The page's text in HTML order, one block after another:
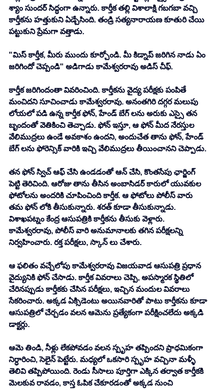
శ్యాం సుందర్ సిద్ధంగా ఉన్నారు. కార్తీక తల్లి విశాలాక్షి గబగబా వచ్చి
కార్తీకను హత్తుకుని ఏడ్చేసింది. తండ్రి సత్యనారాయణ కూతురి చేయి
పట్టుకుని ప్రేమగా వత్తాడు.
"మిస్ కార్తీక, మీరు ముందు కూర్చోండి. మీ కిడ్నాప్ జరిగిన నాడు ఏం
జరిగిందో చెప్పండి" అడిగాడు కామేశ్వరరావు అడిస్ చీఫ్.
కార్తీక జరిగిందంతా వివరించింది. కార్తీకను వైద్య పరీక్షకు పంపితే
మంచిదని సూచించాడు కామేశ్వరరావు. అనంతగిరి దగ్గర మలుపు
లోయలో పడి ఉన్న కార్తీక ఫోన్, హేండ్ బేగ్ లను అరుకు ఎస్సై తన
బృందంతో వెతికించి తెచ్చాడు. ఫోన్ ఇస్తూ, ఆ ఫోన్ మీద నేరస్తుల
వేలిముద్రలు ఉండే అవకాశం ఉందని, అందుచేత తాను ఫోన్, హేండ్
బేగ్ లను ఫోరెన్సిక్ వారికి ఇచ్చి వేలిముద్రలు తీయించానని చెప్పాడు.
తన ఫోన్ స్విచ్ ఆఫ్ చేసి ఉండడంతో ఆన్ చేసి, కొంతసేపు ఛార్జింగ్
పెట్టి తెరిచింది. ఆరోజు తాను తీసిన అంబాసిడర్ కారులో యువకుల
ఫోటోలను అందరికి చూపించింది కార్తీక. ఆ ఫోటోలు పోలీస్ వారు
తమ ఫోన్ లోకి తీసుకున్నారు. శరత్ కూడా తీసుకున్నాడు.
విశాఖపట్నం కేంద్ర ఆసుపత్రికి కార్తీకను తీసుకు వెళ్లారు.
కామేశ్వరరావు, పోలీస్ వారి అనుమానాలకు తగిన పరీక్షలన్ని
నిర్వహించారు. రక్త పరీక్షలు, స్కాన్ లు చేశారు.
ఆ ఫలితం వచ్చేలోపు కామేశ్వరరావు విజయవాడ ఆసుపత్రి ప్రధాన
వైద్యునికి ఫోన్ చేసాడు. కార్తీక వివరాలు చెప్పి, అపస్మారక స్థితిలో
చేరినప్పుడు కార్తీకకు చేసిన పరీక్షలు, ఇచ్చిన మందుల వివరాలు
సేకరించారు. అక్కడ ఏక్సిడెంటు అయినవారితో పాటు కార్తీకను కూడా
ఆసుపత్రిలో చేర్చడం వలన ఆమెను ప్రత్యేకంగా పరీక్షించలేదు అక్కడి
డాక్టర్లు.
ఆమె తిండి, నీళ్లు లేకపోవడం వలన స్పృహ తప్పిందని ప్రాధమికంగా
నిర్ధారించి, సెలైన్ పెట్టేరు. మధ్యలో ఒకసారి స్పృహ వచ్చినా మళ్ళీ
తెలివి తప్పిపోయింది. రెండు సీసాలు పూర్తిగా ఎక్కిన తర్వాత కార్తీకకి
మెలకువ రావడం, కాస్త ఓపిక చేకూరడంతో అక్కడ నుంచి